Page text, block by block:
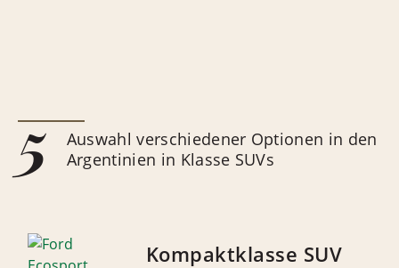
5
Auswahl verschiedener Optionen in den
Argentinien in Klasse SUVs
Kompaktklasse SUV